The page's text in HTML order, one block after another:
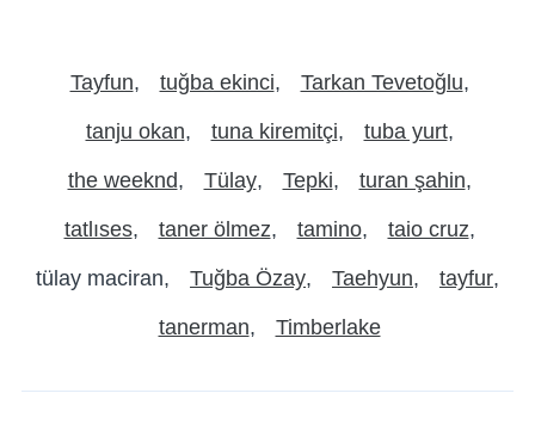
Tayfun tuğba ekinci Tarkan Tevetoğlu
tanju okan tuna kiremitçi tuba yurt
the weeknd Tülay Tepki turan şahin
tatlıses taner ölmez tamino taio cruz
tülay maciran Tuğba Özay Taehyun tayfur
tanerman Timberlake